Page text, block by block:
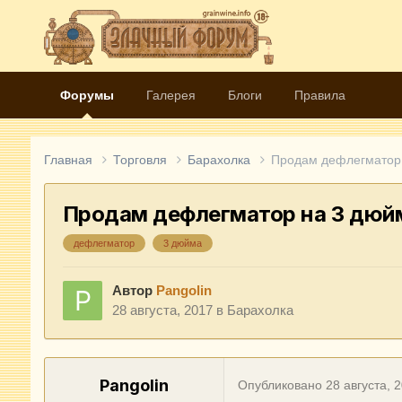
Форумы Галерея Блоги Правила
Главная Торговля Барахолка Продам
Продам дефлегматор на 3
дефлегматор 3 дюйма
Автор Рangolin
28 августа, 2017в Барахолка
Рangolin Опубликовано 28 августа,